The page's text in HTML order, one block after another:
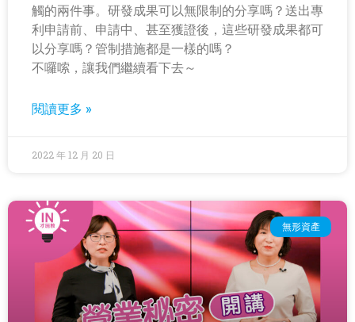
觸的兩件事。研發成果可以無限制的分享嗎？送出專
利申請前、申請中、甚至獲證後，這些研發成果都可
以分享嗎？管制措施都是一樣的嗎？
不囉嗦，讓我們繼續看下去～
閱讀更多 »
2022 年 12 月 20 日
無形資產